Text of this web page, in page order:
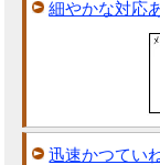
細やかな対応
迅速かつてい